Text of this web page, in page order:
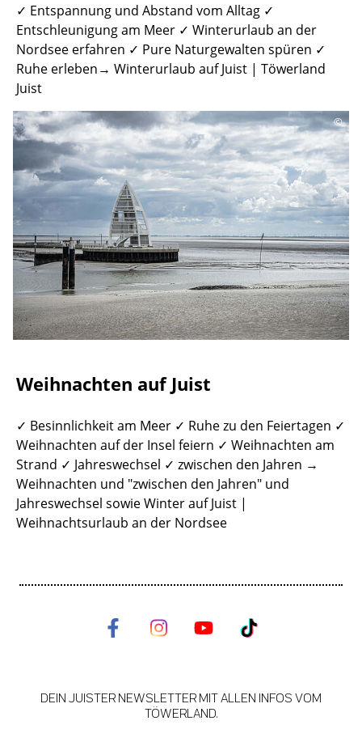
✓ Entspannung und Abstand vom Alltag ✓
Entschleunigung am Meer ✓ Winterurlaub an der
Nordsee erfahren ✓ Pure Naturgewalten spüren ✓
Ruhe erleben→ Winterurlaub auf Juist | Töwerland
Juist
©
Weihnachten auf Juist
✓ Besinnlichkeit am Meer ✓ Ruhe zu den Feiertagen ✓
Weihnachten auf der Insel feiern ✓ Weihnachten am
Strand ✓ Jahreswechsel ✓ zwischen den Jahren →
Weihnachten und "zwischen den Jahren" und
Jahreswechsel sowie Winter auf Juist |
Weihnachtsurlaub an der Nordsee
DEIN JUISTER NEWSLETTER MIT ALLEN INFOS VOM
TÖWERLAND.